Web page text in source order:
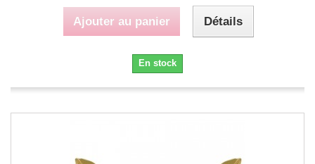
Ajouter au panier Détails
En stock